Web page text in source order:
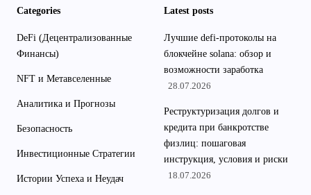
Categories
DeFi (Децентрализованные
Финансы)
NFT и Метавселенные
Аналитика и Прогнозы
Безопасность
Инвестиционные Стратегии
Истории Успеха и Неудач
Latest posts
Лучшие defi-протоколы на
блокчейне solana: обзор и
возможности заработка
28.07.2026
Реструктуризация долгов и
кредита при банкротстве
физлиц: пошаговая
инструкция, условия и риски
18.07.2026